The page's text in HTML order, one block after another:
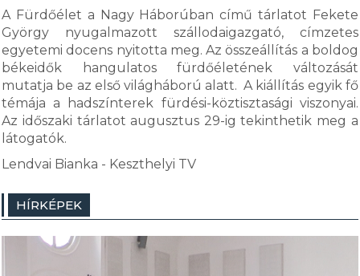
A Fürdőélet a Nagy Háborúban című tárlatot Fekete
György nyugalmazott szállodaigazgató, címzetes
egyetemi docens nyitotta meg. Az összeállítás a boldog
békeidők hangulatos fürdőéletének változását
mutatja be az első világháború alatt. A kiállítás egyik fő
témája a hadszínterek fürdési-köztisztasági viszonyai.
Az időszaki tárlatot augusztus 29-ig tekinthetik meg a
látogatók.
Lendvai Bianka - Keszthelyi TV
HÍRKÉPEK